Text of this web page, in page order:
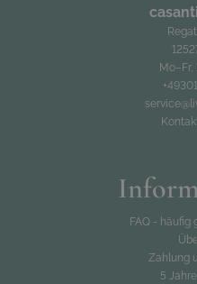
Mo–Fr,
FAQ - häufig
Zahlung
5